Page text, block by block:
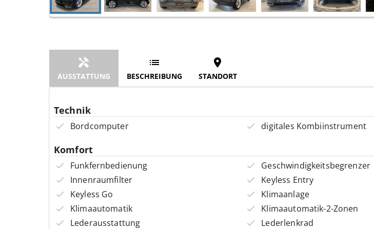
AUSSTATTUNG BESCHREIBUNG STANDORT
Technik
Bordcomputer digitales Kombiinstrument
Komfort
Funkfernbedienung
Geschwindigkeitsbegrenzer
Innenraumfilter
Keyless Entry
Keyless Go
Klimaanlage
Klimaautomatik
Klimaautomatik-2-Zonen
Lederausstattung
Lederlenkrad